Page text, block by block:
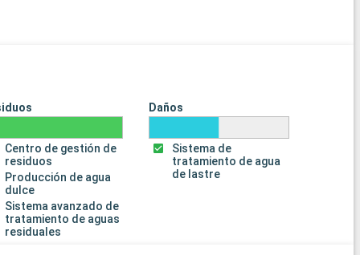
Centro de gestión de
residuos
Producción de agua
dulce
Sistema avanzado de
tratamiento de aguas
residuales
Daños
Sistema de
tratamiento de agua
de lastre